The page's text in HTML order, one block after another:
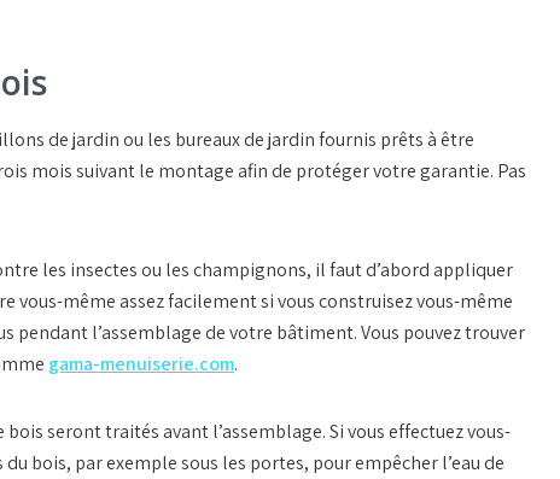
de jardin ou les bureaux de jardin fournis prêts à être
mois suivant le montage afin de protéger votre garantie. Pas
les insectes ou les champignons, il faut d’abord appliquer
vous-même assez facilement si vous construisez vous-même
pendant l’assemblage de votre bâtiment. Vous pouvez trouver
gama-menuiserie.com.
seront traités avant l’assemblage. Si vous effectuez vous-
bois, par exemple sous les portes, pour empêcher l’eau de